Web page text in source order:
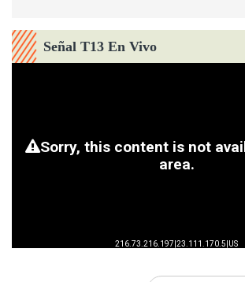
Señal T13 En Vivo